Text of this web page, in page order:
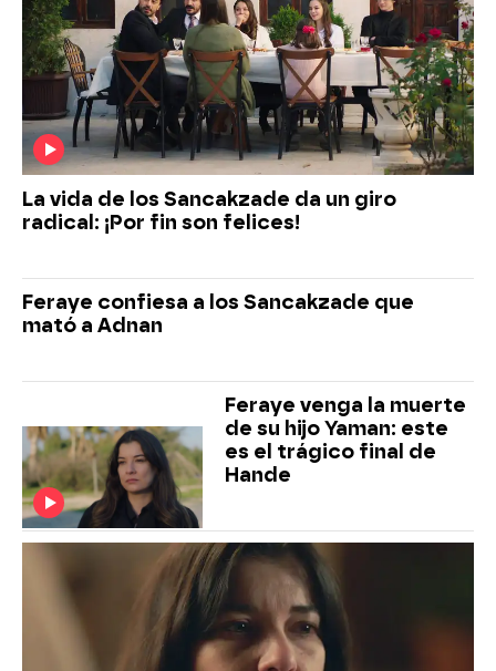
La vida de los Sancakzade da un giro
radical: ¡Por fin son felices!
Feraye confiesa a los Sancakzade que
mató a Adnan
Feraye venga la muerte
de su hijo Yaman: este
es el trágico final de
Hande